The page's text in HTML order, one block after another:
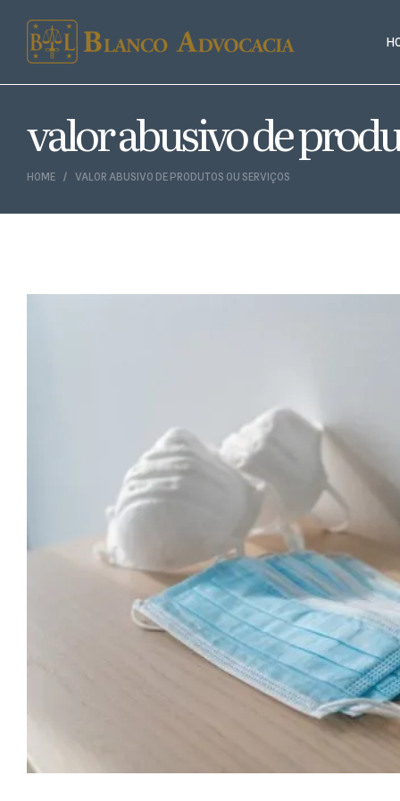
HOME VALOR ABUSIVO DE PRODUTOS OU SERVIÇOS
valor abusivo de